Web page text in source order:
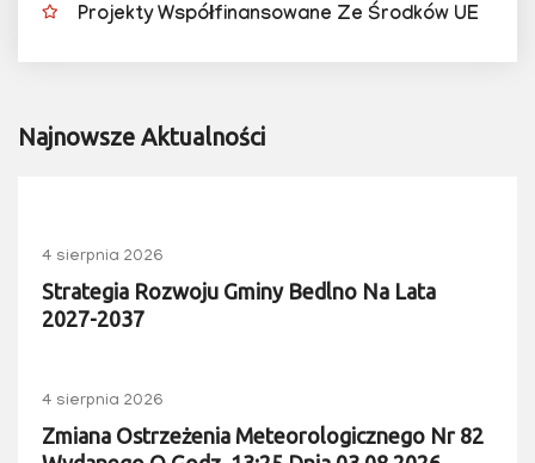
Projekty Współfinansowane Ze Środków UE
Najnowsze Aktualności
4 sierpnia 2026
Strategia Rozwoju Gminy Bedlno Na Lata
2027-2037
4 sierpnia 2026
Zmiana Ostrzeżenia Meteorologicznego Nr 82